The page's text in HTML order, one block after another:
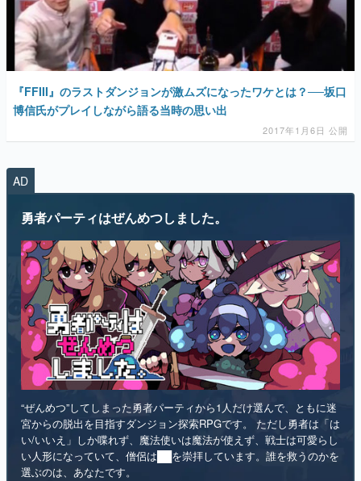
『FFIII』のラストダンジョンが激ムズになったワケとは？──坂口
博信氏がプレイしながら語る当時の思い出
2017年1月6日 公開
AD
勇者パーティはぜんめつしました。
“ぜんめつ”してしまった勇者パーティから1人だけ選んで、ともに迷
宮からの脱出を目指すダンジョン探索RPGです。 ただし勇者は「は
い/いいえ」しか喋れず、魔法使いは魔法が使えず、戦士は可愛らし
い人形になっていて、僧侶は██を崇拝しています。誰を救うのかを
選ぶのは、あなたです。